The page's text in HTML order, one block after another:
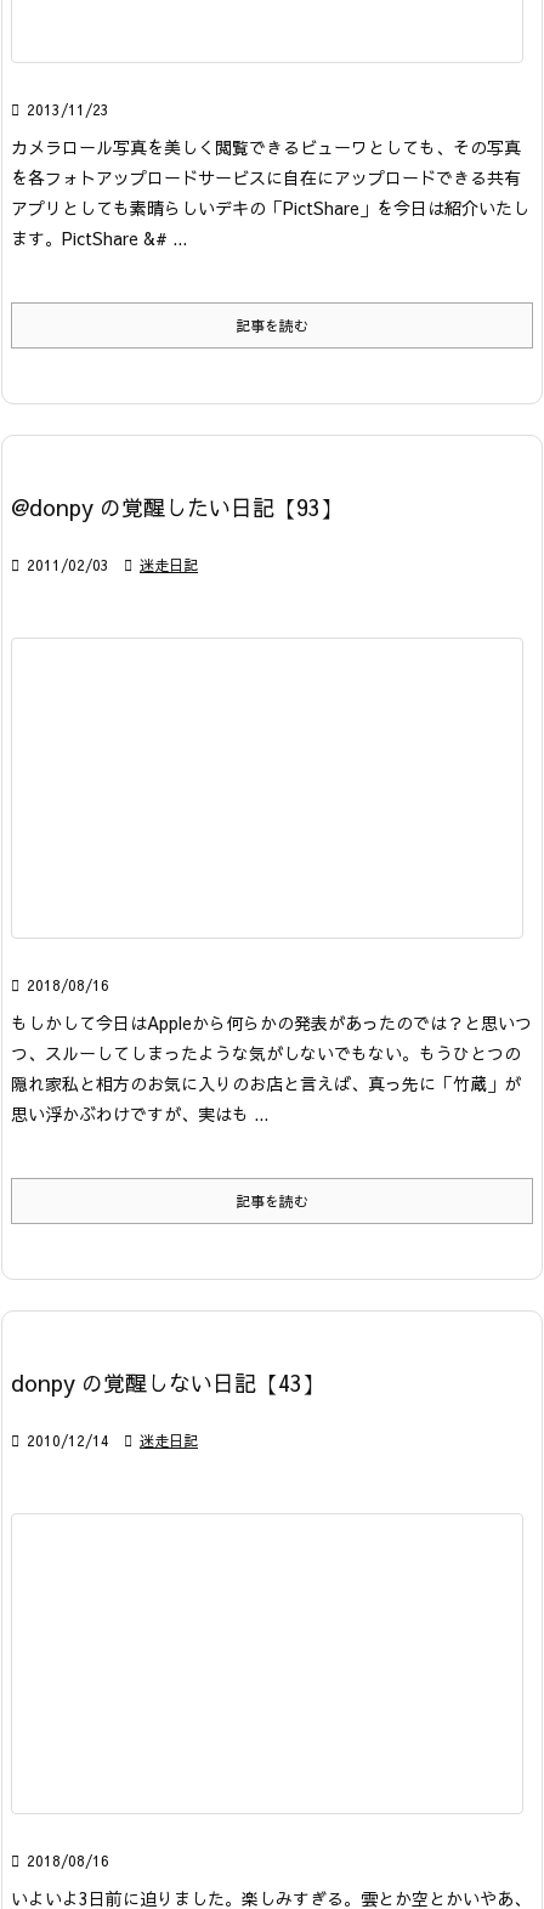
 2013/11/23
カメラロール写真を美しく閲覧できるビューワとしても、その写真
を各フォトアップロードサービスに自在にアップロードできる共有
アプリとしても素晴らしいデキの「PictShare」を今日は紹介いたし
ます。 PictShare &# ...
記事を読む
@donpy の覚醒したい日記【93】
 2011/02/03  迷走日記
 2018/08/16
もしかして今日はAppleから何らかの発表があったのでは？と思いつ
つ、スルーしてしまったような気がしないでもない。 もうひとつの
隠れ家私と相方のお気に入りのお店と言えば、真っ先に「竹蔵」が
思い浮かぶわけですが、実はも ...
記事を読む
donpy の覚醒しない日記【43】
 2010/12/14  迷走日記
 2018/08/16
いよいよ3日前に迫りました。楽しみすぎる。 雲とか空とかいやあ、